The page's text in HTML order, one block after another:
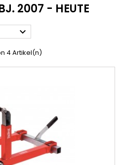
2007 - HEUTE

4 Artikel(n)